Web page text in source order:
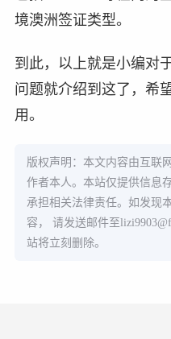
境澳洲签证类型。
到此，以上就是小编对
问题就介绍到这了，希
用。
版权声明：本文内容由互联
作者本人。本站仅提供信息
承担相关法律责任。如发现
容， 请发送邮件至
站将立刻删除。